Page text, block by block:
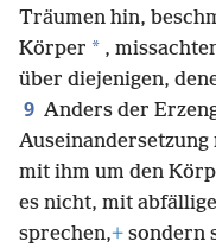
Träumen hin,
Körper * ,
über diejenigen,
9 Anders der
mit ihm um den
es nicht, mit
sprechen,+ sondern